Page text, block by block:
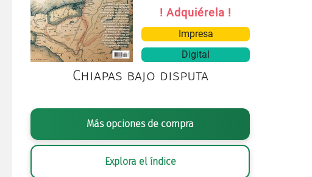
! Adquiérela !
Impresa
Digital
Chiapas bajo disputa
Más opciones de compra
Explora el índice